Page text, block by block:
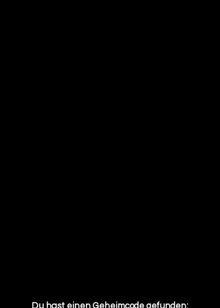
Du hast einen Geheimcode gefunden: